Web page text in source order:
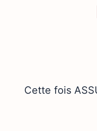
Cette fois